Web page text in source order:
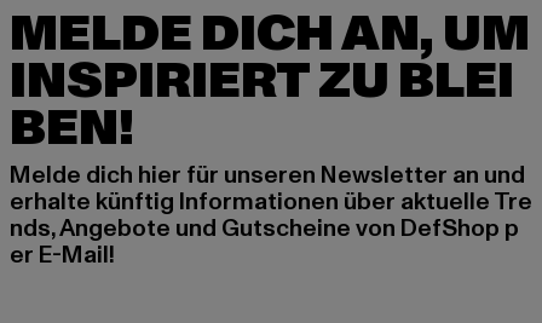
MELDE DICH AN, UM
INSPIRIERT ZU BLEI
BEN!
Melde dich hier für unseren Newsletter an und
erhalte künftig Informationen über aktuelle Tre
nds, Angebote und Gutscheine von DefShop p
er E-Mail!